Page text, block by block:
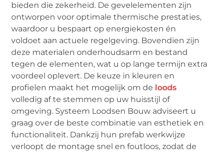
bieden die zekerheid. De gevelelementen zijn
ontworpen voor optimale thermische prestaties,
waardoor u bespaart op energiekosten én
voldoet aan actuele regelgeving. Bovendien zijn
deze materialen onderhoudsarm en bestand
tegen de elementen, wat u op lange termijn extra
voordeel oplevert. De keuze in kleuren en
profielen maakt het mogelijk om de loods
volledig af te stemmen op uw huisstijl of
omgeving. Systeem Loodsen Bouw adviseert u
graag over de beste combinatie van esthetiek en
functionaliteit. Dankzij hun prefab werkwijze
verloopt de montage snel en foutloos, zodat de